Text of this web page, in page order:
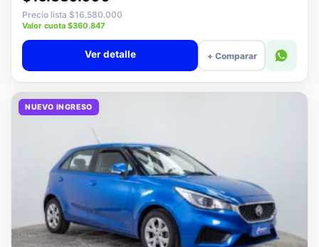
$16.380.000
Precio lista $16.580.000
Valor cuota $360.847
+ Comparar